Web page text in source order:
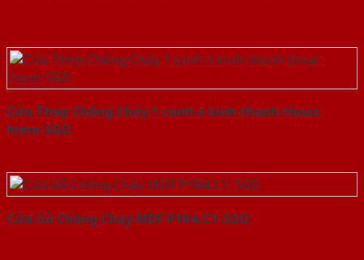
Cửa Thép Chống Cháy 1 canh o kinh thanh thoat
hiem-SGD
Cửa Gỗ Chống Cháy MDF P1R4-C1-SGD